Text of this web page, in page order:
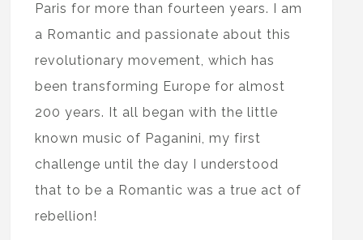
Paris for more than fourteen years. I am
a Romantic and passionate about this
revolutionary movement, which has
been transforming Europe for almost
200 years. It all began with the little
known music of Paganini, my first
challenge until the day I understood
that to be a Romantic was a true act of
rebellion!